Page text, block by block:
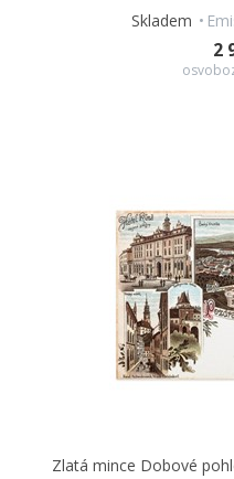
Skladem
2
Zlatá mince Dobové